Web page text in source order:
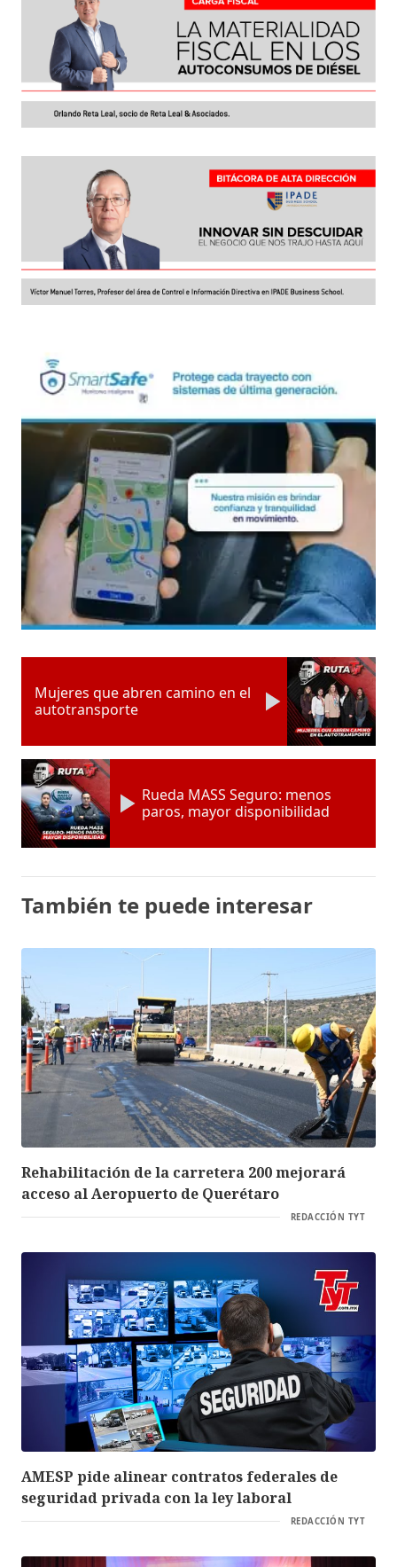
Mujeres que abren camino en el
autotransporte
Rueda MASS Seguro: menos
paros, mayor disponibilidad
También te puede interesar
Rehabilitación de la carretera 200 mejorará
acceso al Aeropuerto de Querétaro
REDACCIÓN TYT
AMESP pide alinear contratos federales de
seguridad privada con la ley laboral
REDACCIÓN TYT